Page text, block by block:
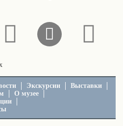
Экскурсии
Выставки
О музее